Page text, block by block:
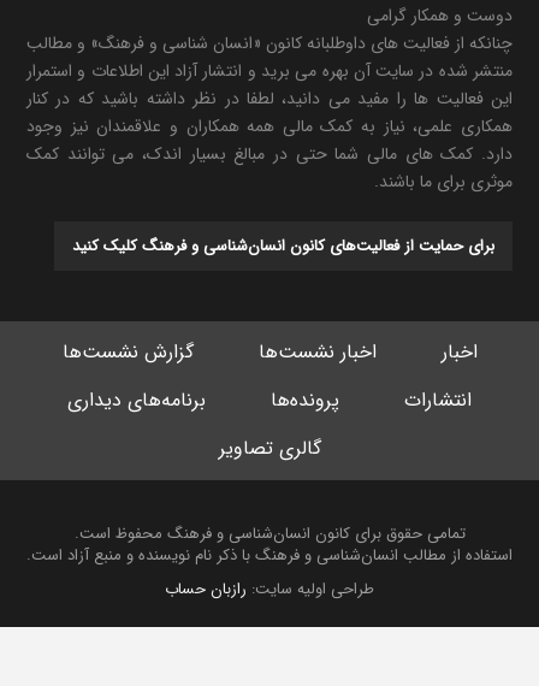
دوست و همکار گرامی
چنانکه از فعالیت های داوطلبانه کانون «انسان شناسی و فرهنگ» و مطالب
منتشر شده در سایت آن بهره می برید و انتشار آزاد این اطلاعات و استمرار
این فعالیت ها را مفید می دانید، لطفا در نظر داشته باشید که در کنار
همکاری علمی، نیاز به کمک مالی همه همکاران و علاقمندان نیز وجود
دارد. کمک های مالی شما حتی در مبالغ بسیار اندک، می توانند کمک
موثری برای ما باشند.
برای حمایت از فعالیت‌های کانون انسان‌شناسی و فرهنگ کلیک کنید
اخبار اخبار نشست‌ها
گزارش نشست‌ها
انتشارات
پرونده‌ها
برنامه‌های دیداری
گالری تصاویر
تمامی حقوق برای کانون انسان‌شناسی و فرهنگ محفوظ است.
استفاده از مطالب انسان‌شناسی و فرهنگ با ذکر نام نویسنده و منبع آزاد است.
طراحی اولیه سایت:رازبان حساب